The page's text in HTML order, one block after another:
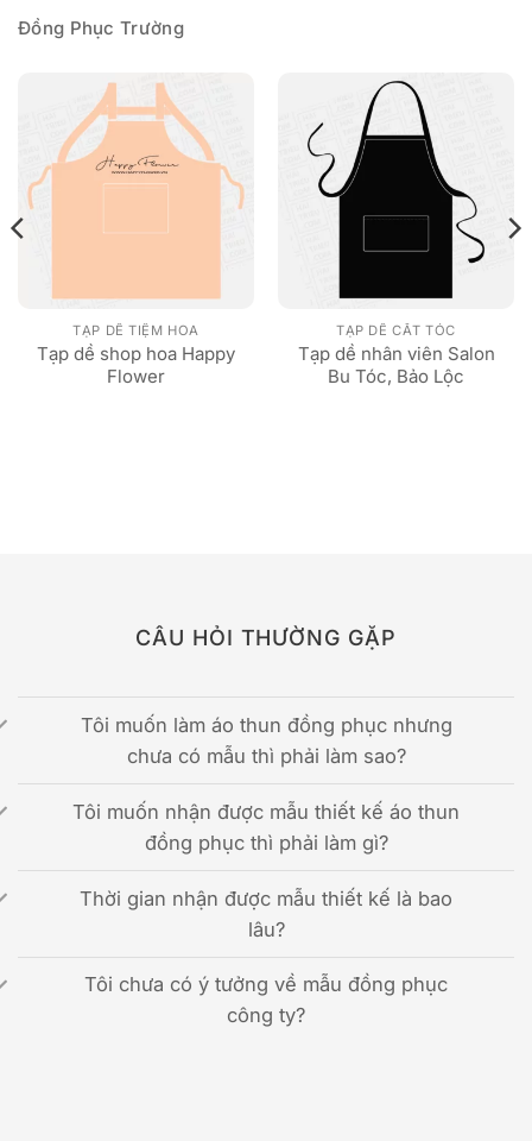
Đồng Phục Trường
TẠP DỀ TIỆM HOA
Tạp dề shop hoa Happy
Flower
TẠP DỀ CẮT TÓC
Tạp dề nhân viên Salon
Bu Tóc, Bảo Lộc
CÂU HỎI THƯỜNG GẶP
Tôi muốn làm áo thun đồng phục nhưng
chưa có mẫu thì phải làm sao?
Tôi muốn nhận được mẫu thiết kế áo thun
đồng phục thì phải làm gì?
Thời gian nhận được mẫu thiết kế là bao
lâu?
Tôi chưa có ý tưởng về mẫu đồng phục
công ty?